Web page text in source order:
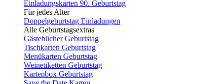
Einladungskarten 90. Geburtstag
Für jedes Alter
Doppelgeburtstag Einladungen
Alle Geburtstagsextras
Gästebücher Geburtstag
Tischkarten Geburtstag
Menükarten Geburtstag
Weinetiketten Geburtstag
Kartenbox Geburtstag